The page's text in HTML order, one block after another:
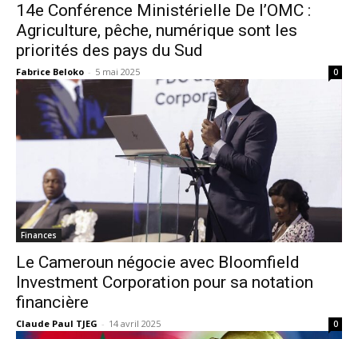
14e Conférence Ministérielle De l’OMC :
Agriculture, pêche, numérique sont les
priorités des pays du Sud
Fabrice Beloko - 5 mai 2025 0
Finances
Le Cameroun négocie avec Bloomfield
Investment Corporation pour sa notation
financière
Claude Paul TJEG - 14 avril 2025 0